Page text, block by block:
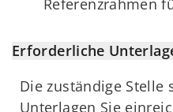
Referenzrahmen
Erforderliche
Die zuständige Stelle
Unterlagen Sie